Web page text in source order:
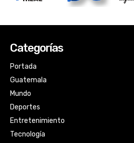
Categorías
Portada
Guatemala
Mundo
Deportes
Entretenimiento
Tecnología